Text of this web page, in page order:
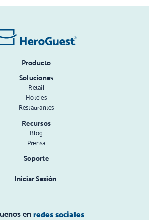
Producto
Soluciones
Retail
Hoteles
Restaurantes
Recursos
Blog
Prensa
Soporte
Iniciar Sesión
en redes sociales